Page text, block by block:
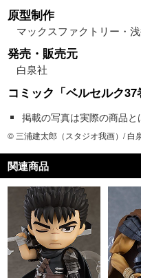
原型制作
マックスファクトリー・
発売・販売元
白泉社
コミック「ベルセルク
掲載の写真は実際の商品と
© 三浦建太郎（スタジオ我画）/ 白
関連商品